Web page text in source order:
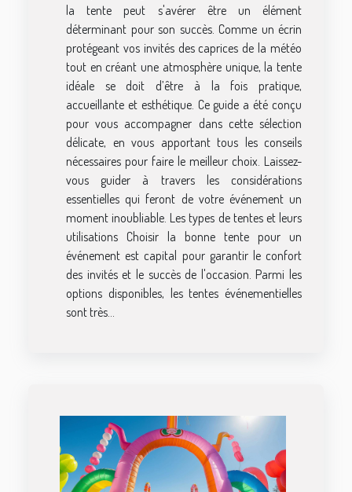
la tente peut s'avérer être un élément
déterminant pour son succès. Comme un écrin
protégeant vos invités des caprices de la météo
tout en créant une atmosphère unique, la tente
idéale se doit d’être à la fois pratique,
accueillante et esthétique. Ce guide a été conçu
pour vous accompagner dans cette sélection
délicate, en vous apportant tous les conseils
nécessaires pour faire le meilleur choix. Laissez-
vous guider à travers les considérations
essentielles qui feront de votre événement un
moment inoubliable. Les types de tentes et leurs
utilisations Choisir la bonne tente pour un
événement est capital pour garantir le confort
des invités et le succès de l'occasion. Parmi les
options disponibles, les tentes événementielles
sont très...